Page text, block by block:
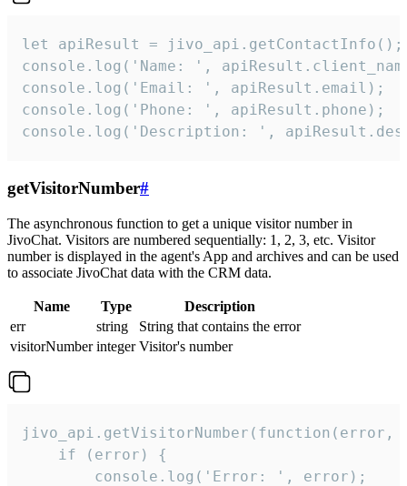
let apiResult = jivo_api.getContactInfo();
console.log('Name: ',
console.log('Email: ', apiResult.email);
console.log('Phone: ', apiResult.phone);
console.log('Description: ',
getVisitorNumber#
The asynchronous function to get a unique visitor number in
JivoChat. Visitors are numbered sequentially: 1, 2, 3, etc. Visitor
number is displayed in the agent's App and archives and can be used
to associate JivoChat data with the CRM data.
Name Type
Description
err
string
String that contains the error
visitorNumber integer Visitor's number
jivo_api.getVisitorNumber(function(error,
    if (error) {
        console.log('Error: ', error);